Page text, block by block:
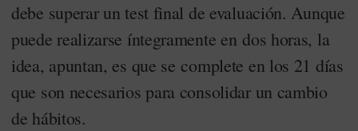
debe superar un test final de evaluación. Aunque
puede realizarse íntegramente en dos horas, la
idea, apuntan, es que se complete en los 21 días
que son necesarios para consolidar un cambio
de hábitos.